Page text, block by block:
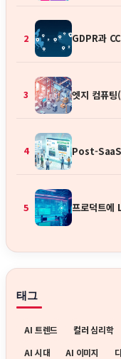
2 GDPR과
3 엣지 컴퓨
4 Post-
5 프로덕트에
태그
AI 트렌드 컬러 심리학
AI 시대
AI 이미지